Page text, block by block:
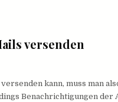
versenden
kann, muss man
Benachrichtigungen